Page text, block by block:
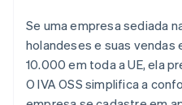
Se uma empresa sediada
holandeses e suas
10.000 em toda a UE, ela
O IVA OSS simplifica a